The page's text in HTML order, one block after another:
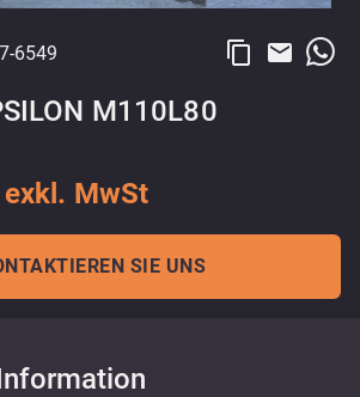
6549 content_copy email
M110L80
exkl. MwSt
SIE UNS